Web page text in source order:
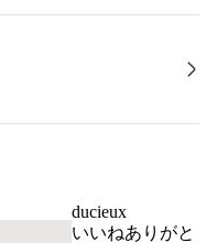
ducieux
いいねありがと